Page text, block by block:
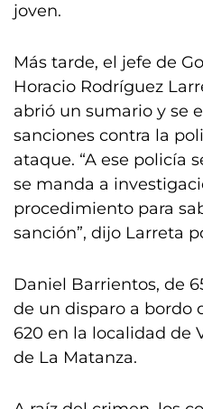
joven.
Más tarde, el jefe de
Horacio Rodríguez
abrió un sumario y se
sanciones contra la
ataque. “A ese policía
se manda a
procedimiento para
sanción”, dijo Larreta
Daniel Barrientos, de
de un disparo a bordo
620 en la localidad de
de La Matanza.